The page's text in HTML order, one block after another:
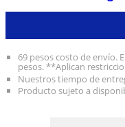
69 pesos costo de envío.
pesos. **Aplican
Nuestros tiempo de
Producto sujeto a